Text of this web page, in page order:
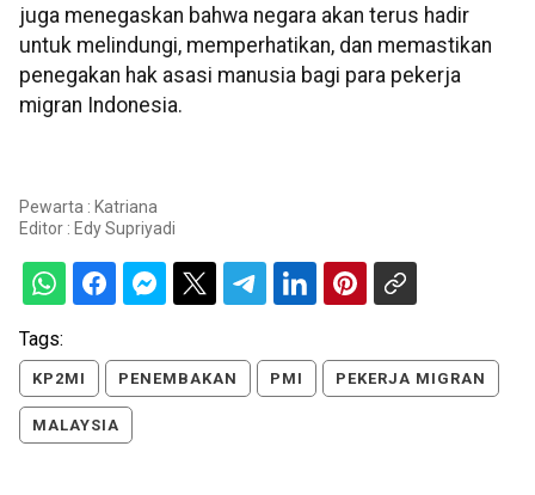
juga menegaskan bahwa negara akan terus hadir
untuk melindungi, memperhatikan, dan memastikan
penegakan hak asasi manusia bagi para pekerja
migran Indonesia.
Pewarta : Katriana
Editor : Edy Supriyadi
Tags:
KP2MI PENEMBAKAN PMI PEKERJA MIGRAN
MALAYSIA